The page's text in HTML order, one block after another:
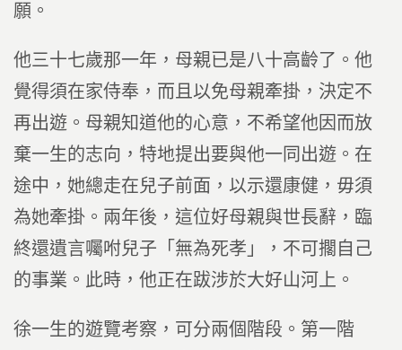
願。
他三十七歲那一年，母親已是八十高齡了。他
覺得須在家侍奉，而且以免母親牽掛，決定不
再出遊。母親知道他的心意，不希望他因而放
棄一生的志向，特地提出要與他一同出遊。在
途中，她總走在兒子前面，以示還康健，毋須
為她牽掛。兩年後，這位好母親與世長辭，臨
終還遺言囑咐兒子「無為死孝」，不可擱自己
的事業。此時，他正在跋涉於大好山河上。
徐一生的遊覽考察，可分兩個階段。第一階